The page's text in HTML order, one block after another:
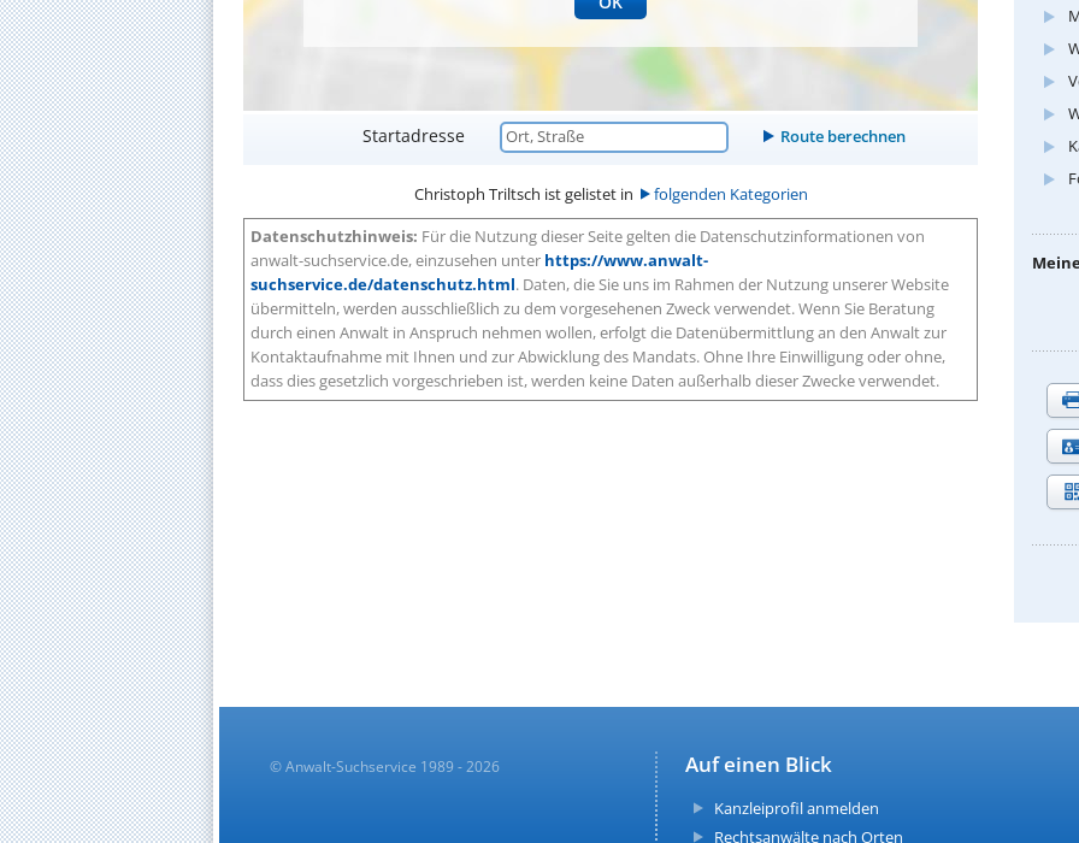
Startadresse
Christoph Triltsch ist gelistet in folgenden Kategorien
Datenschutzhinweis: Für die Nutzung dieser Seite gelten die Datenschutzinformationen von
anwalt-suchservice.de, einzusehen unter https://www.anwalt-
suchservice.de/datenschutz.html. Daten, die Sie uns im Rahmen der Nutzung unserer Website
übermitteln, werden ausschließlich zu dem vorgesehenen Zweck verwendet. Wenn Sie Beratung
durch einen Anwalt in Anspruch nehmen wollen, erfolgt die Datenübermittlung an den Anwalt zur
Kontaktaufnahme mit Ihnen und zur Abwicklung des Mandats. Ohne Ihre Einwilligung oder ohne,
dass dies gesetzlich vorgeschrieben ist, werden keine Daten außerhalb dieser Zwecke verwendet.
Auf einen Blick
Kanzleiprofil anmelden
Rechtsanwälte nach Orten
© Anwalt-Suchservice 1989 - 2026